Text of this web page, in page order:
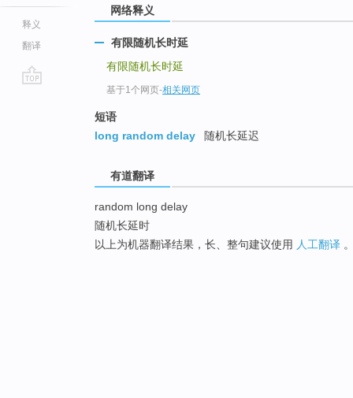
释义
翻译
网络释义
有限随机长时延
有限随机长时延
基于1个网页-相关网页
短语
long random delay
随机长延迟
有道翻译
random long delay
随机长延时
以上为机器翻译结果，长、整句建议使用 人工翻译